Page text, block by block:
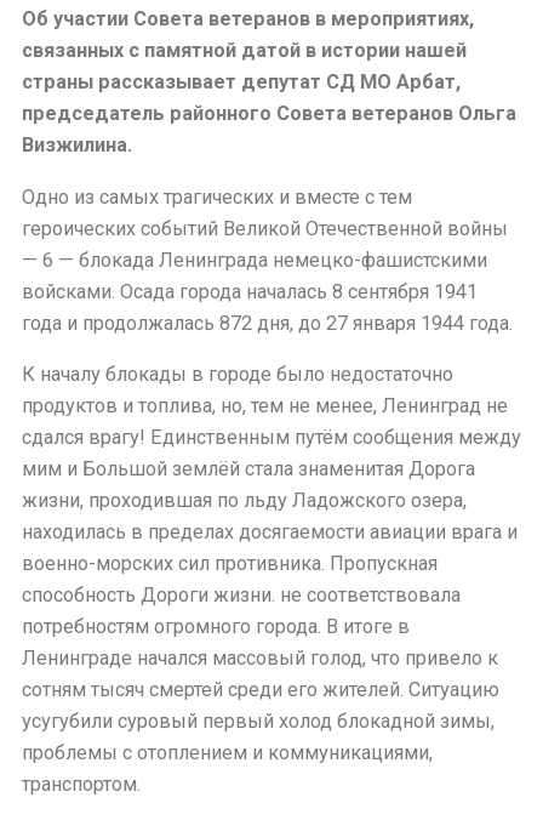
Об участии Совета ветеранов в мероприятиях,
связанных с памятной датой в истории нашей
страны рассказывает депутат СД МО Арбат,
председатель районного Совета ветеранов Ольга
Визжилина.
Одно из самых трагических и вместе с тем
героических событий Великой Отечественной войны
— 6 — блокада Ленинграда немецко-фашистскими
войсками. Осада города началась 8 сентября 1941
года и продолжалась 872 дня, до 27 января 1944 года.
К началу блокады в городе было недостаточно
продуктов и топлива, но, тем не менее, Ленинград не
сдался врагу! Единственным путём сообщения между
мим и Большой землёй стала знаменитая Дорога
жизни, проходившая по льду Ладожского озера,
находилась в пределах досягаемости авиации врага и
военно-морских сил противника. Пропускная
способность Дороги жизни. не соответствовала
потребностям огромного города. В итоге в
Ленинграде начался массовый голод, что привело к
сотням тысяч смертей среди его жителей. Ситуацию
усугубили суровый первый холод блокадной зимы,
проблемы с отоплением и коммуникациями,
транспортом.